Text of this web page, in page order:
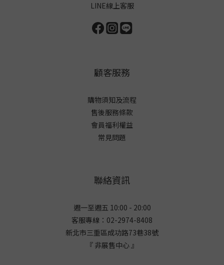
LINE線上客服
顧客服務
購物須知及流程
售後服務條款
會員福利權益
常見問題
聯絡資訊
週一至週五 10:00 - 20:00
客服專線：02-2974-8408
新北市三重區成功路73巷38號
『 非展售中心 』